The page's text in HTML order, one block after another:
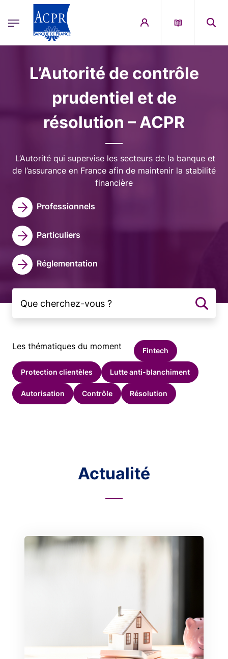
ACPR Menu Principal (French)
Image
L’Autorité de contrôle
prudentiel et de
résolution – ACPR
L’Autorité qui supervise les secteurs de la banque et
de l’assurance en France afin de maintenir la stabilité
financière
Professionnels
Particuliers
Réglementation
Les thématiques du moment Fintech
Protection clientèles Lutte anti-blanchiment
Autorisation Contrôle Résolution
Actualité